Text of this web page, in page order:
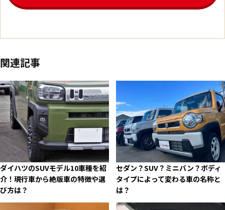
関連記事
ダイハツのSUVモデル10車種を紹
介！現行車から絶版車の特徴や選
び方は？
セダン？SUV？ミニバン？ボディ
タイプによって変わる車の名称と
は？